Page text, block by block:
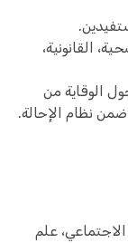
القانونية،
الوقاية من
نظام الإحالة.
علم